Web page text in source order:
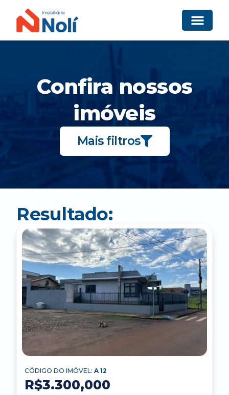
Confira nossos
imóveis
Mais filtros
Resultado:
CÓDIGO DO IMÓVEL: A 12
R$3.300,000